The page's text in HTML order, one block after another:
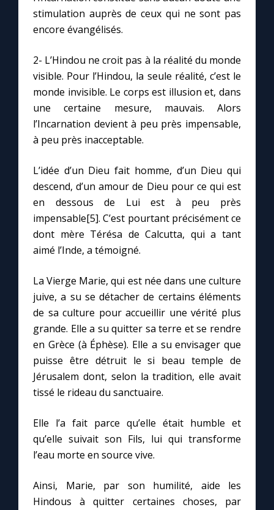
Faire un don
Marie de Nazareth
stimulation auprès de ceux qui ne sont pas
encore évangélisés.
2- L’Hindou ne croit pas à la réalité du monde
visible. Pour l’Hindou, la seule réalité, c’est le
monde invisible. Le corps est illusion et, dans
une certaine mesure, mauvais. Alors
l’Incarnation devient à peu près impensable,
à peu près inacceptable.
L’idée d’un Dieu fait homme, d’un Dieu qui
descend, d’un amour de Dieu pour ce qui est
en dessous de Lui est à peu près
impensable[5]. C’est pourtant précisément ce
dont mère Térésa de Calcutta, qui a tant
aimé l’Inde, a témoigné.
La Vierge Marie, qui est née dans une culture
juive, a su se détacher de certains éléments
de sa culture pour accueillir une vérité plus
grande. Elle a su quitter sa terre et se rendre
en Grèce (à Éphèse). Elle a su envisager que
puisse être détruit le si beau temple de
Jérusalem dont, selon la tradition, elle avait
tissé le rideau du sanctuaire.
Elle l’a fait parce qu’elle était humble et
qu’elle suivait son Fils, lui qui transforme
l’eau morte en source vive.
Ainsi, Marie, par son humilité, aide les
Hindous à quitter certaines choses, par